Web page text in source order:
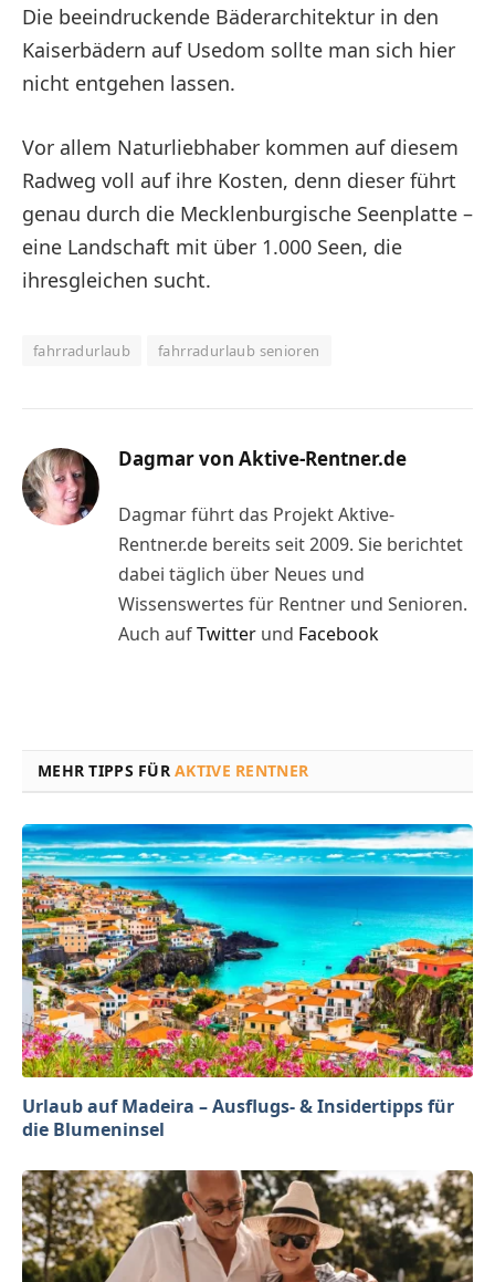
Die beeindruckende Bäderarchitektur in den
Kaiserbädern auf Usedom sollte man sich hier
nicht entgehen lassen.
Vor allem Naturliebhaber kommen auf diesem
Radweg voll auf ihre Kosten, denn dieser führt
genau durch die Mecklenburgische Seenplatte –
eine Landschaft mit über 1.000 Seen, die
ihresgleichen sucht.
fahrradurlaub fahrradurlaub senioren
Dagmar von Aktive-Rentner.de
Dagmar führt das Projekt Aktive-
Rentner.de bereits seit 2009. Sie berichtet
dabei täglich über Neues und
Wissenswertes für Rentner und Senioren.
Auch aufTwitter und Facebook
MEHR TIPPS FÜRAKTIVE RENTNER
Urlaub auf Madeira – Ausflugs- & Insidertipps für
die Blumeninsel